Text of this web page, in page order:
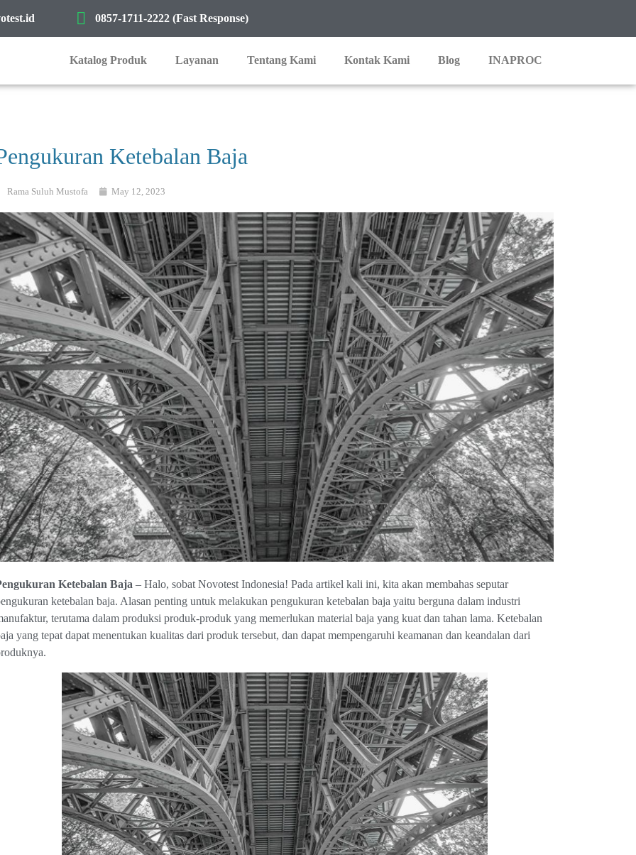
0857-1711-2222 (Fast Response)
Katalog Produk Layanan Tentang Kami Kontak Kami Blog INAPROC
Ketebalan Baja
Rama Suluh Mustofa May 12, 2023
Ketebalan Baja – Halo, sobat Novotest Indonesia! Pada artikel kali ini, kita akan membahas seputar
ketebalan baja. Alasan penting untuk melakukan pengukuran ketebalan baja yaitu berguna dalam industri
terutama dalam produksi produk-produk yang memerlukan material baja yang kuat dan tahan lama. Ketebalan
yang tepat dapat menentukan kualitas dari produk tersebut, dan dapat mempengaruhi keamanan dan keandalan dari